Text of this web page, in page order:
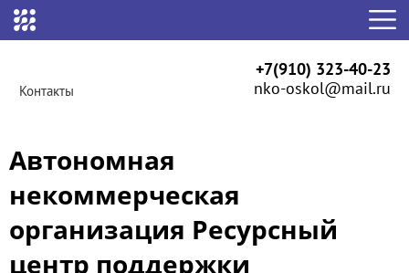
Контакты
+7(910) 323-40-23
nko-oskol@mail.ru
Автономная
некоммерческая
организация Ресурсный
центр поддержки